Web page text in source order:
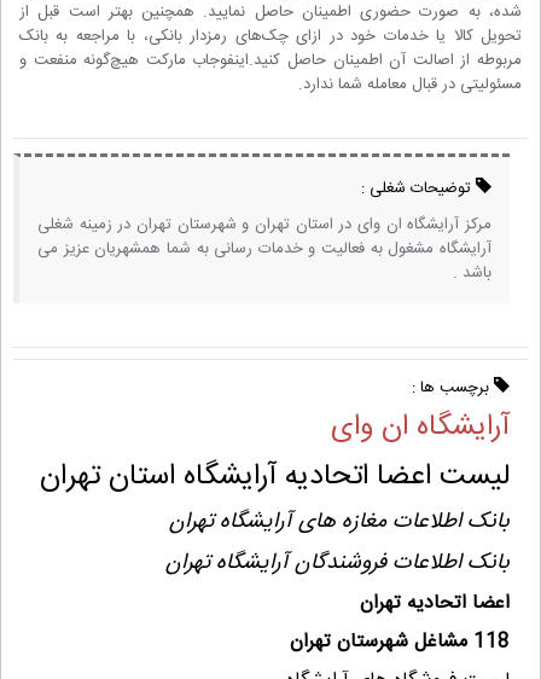
شده، به صورت حضوری اطمینان حاصل نمایید. همچنین بهتر است قبل از
تحویل کالا یا خدمات خود در ازای چک‌های رمزدار بانکی، با مراجعه به بانک
مربوطه از اصالت آن اطمینان حاصل کنید.اینفوجاب مارکت هیچ‌گونه منفعت و
مسئولیتی در قبال معامله شما ندارد.
توضیحات شغلی :
مرکز آرایشگاه ان وای در استان تهران و شهرستان تهران در زمینه شغلی
آرایشگاه مشغول به فعالیت و خدمات رسانی به شما همشهریان عزیز می
باشد .
برچسب ها :
آرایشگاه ان وای
لیست اعضا اتحادیه آرایشگاه استان تهران
بانک اطلاعات مغازه های آرایشگاه تهران
بانک اطلاعات فروشندگان آرایشگاه تهران
اعضا اتحادیه تهران
118 مشاغل شهرستان تهران